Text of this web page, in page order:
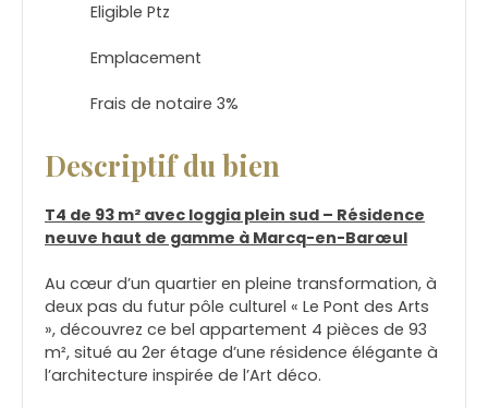
Eligible Ptz
Emplacement
Frais de notaire 3%
Descriptif du bien
T4 de 93 m² avec loggia plein sud – Résidence
neuve haut de gamme à Marcq-en-Barœul
Au cœur d’un quartier en pleine transformation, à
deux pas du futur pôle culturel « Le Pont des Arts
», découvrez ce bel appartement 4 pièces de 93
m², situé au 2er étage d’une résidence élégante à
l’architecture inspirée de l’Art déco.